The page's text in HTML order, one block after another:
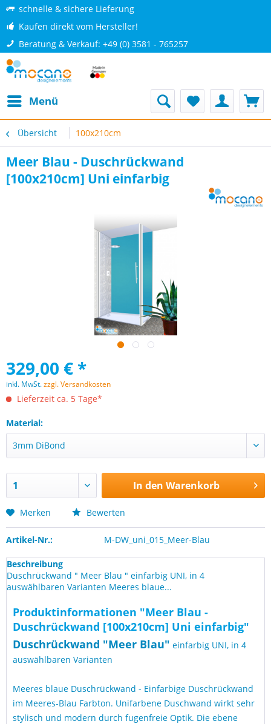
schnelle & sichere Lieferung
Kaufen direkt vom Hersteller!
Beratung & Verkauf: +49 (0) 3581 - 765257
Menü
Übersicht 100x210cm
Meer Blau - Duschrückwand
[100x210cm] Uni einfarbig
329,00 € *
inkl. MwSt.zzgl. Versandkosten
Lieferzeit ca. 5 Tage*
Material:
In den Warenkorb
Merken Bewerten
Artikel-Nr.: M-DW_uni_015_Meer-Blau
Beschreibung
Duschrückwand " Meer Blau " einfarbig UNI, in 4
auswählbaren Varianten Meeres blaue...
Produktinformationen "Meer Blau -
Duschrückwand [100x210cm] Uni einfarbig"
Duschrückwand "Meer Blau" einfarbig UNI, in 4
auswählbaren Varianten
Meeres blaue Duschrückwand - Einfarbige Duschrückwand
im Meeres-Blau Farbton. Unifarbene Duschwand wirkt sehr
stylisch und modern durch fugenfreie Optik. Die ebene